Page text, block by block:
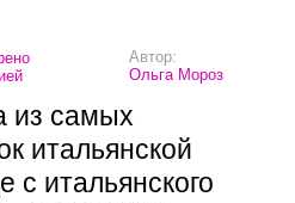
Автор:
Ольга Мороз
из самых
итальянской
с итальянского